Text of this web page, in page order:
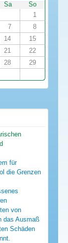
Sa
So
1
7
8
14
15
21
22
28
29
für
die Grenzen
von
das Ausmaß
Schäden